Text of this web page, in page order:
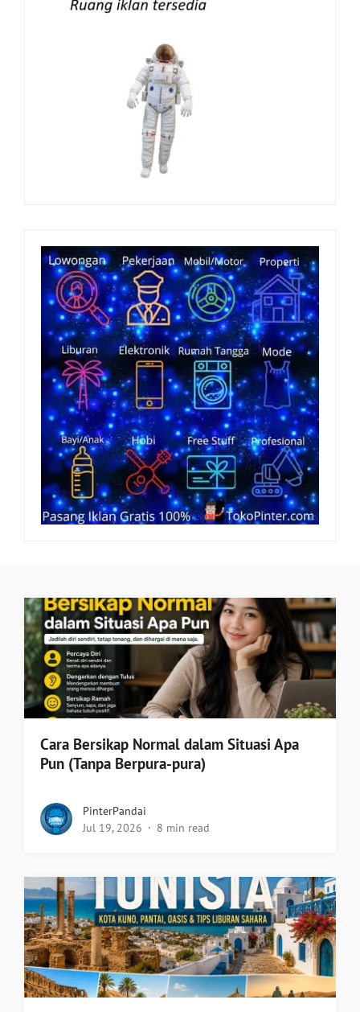
Cara Bersikap Normal dalam Situasi Apa
Pun (Tanpa Berpura-pura)
PinterPandai
Jul 19, 2026
8 min read